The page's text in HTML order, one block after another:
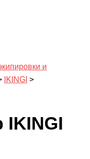
и
IKINGI >
IKINGI